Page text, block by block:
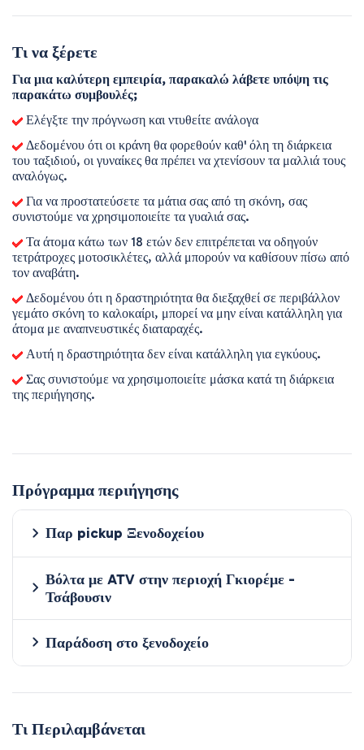
Τι να ξέρετε
Για μια καλύτερη εμπειρία, παρακαλώ λάβετε υπόψη τις
παρακάτω συμβουλές;
Ελέγξτε την πρόγνωση και ντυθείτε ανάλογα
Δεδομένου ότι οι κράνη θα φορεθούν καθ' όλη τη διάρκεια
του ταξιδιού, οι γυναίκες θα πρέπει να χτενίσουν τα μαλλιά τους
αναλόγως.
Για να προστατεύσετε τα μάτια σας από τη σκόνη, σας
συνιστούμε να χρησιμοποιείτε τα γυαλιά σας.
Τα άτομα κάτω των 18 ετών δεν επιτρέπεται να οδηγούν
τετράτροχες μοτοσικλέτες, αλλά μπορούν να καθίσουν πίσω από
τον αναβάτη.
Δεδομένου ότι η δραστηριότητα θα διεξαχθεί σε περιβάλλον
γεμάτο σκόνη το καλοκαίρι, μπορεί να μην είναι κατάλληλη για
άτομα με αναπνευστικές διαταραχές.
Αυτή η δραστηριότητα δεν είναι κατάλληλη για εγκύους.
Σας συνιστούμε να χρησιμοποιείτε μάσκα κατά τη διάρκεια
της περιήγησης.
Πρόγραμμα περιήγησης
Παρ pickup Ξενοδοχείου
Βόλτα με ATV στην περιοχή Γκιορέμε -
Τσάβουσιν
Παράδοση στο ξενοδοχείο
Τι Περιλαμβάνεται